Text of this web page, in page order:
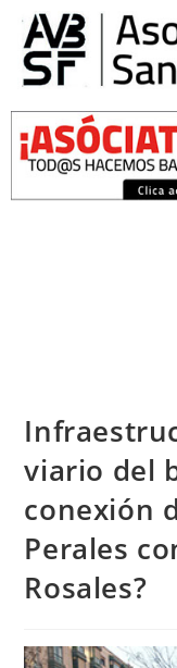
viario del
conexión
Perales
Rosales?